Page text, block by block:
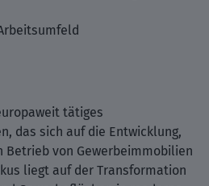
tätiges
das sich auf die Entwicklung,
Betrieb von Gewerbeimmobilien
liegt auf der Transformation